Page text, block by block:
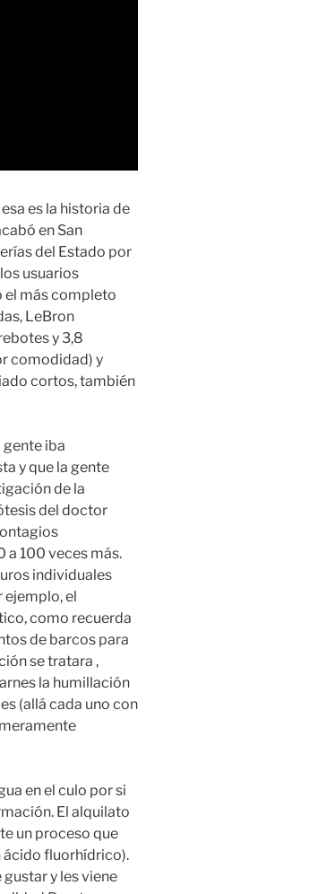
es la historia de
en San
del Estado por
usuarios
el más completo
LeBron
y 3,8
comodidad) y
cortos, también
gente iba
y que la gente
de la
del doctor
a 100 veces más.
individuales
ejemplo, el
como recuerda
de barcos para
se tratara ,
la humillación
(allá cada uno con
en el culo por si
El alquilato
un proceso que
ácido fluorhídrico).
y les viene